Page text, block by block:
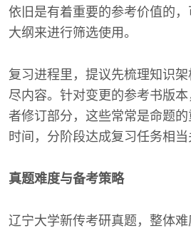
依旧是有着重要的参考价值的
大纲来进行筛选使用。
复习进程里，提议先梳理知识
尽内容。针对变更的参考书版
者修订部分，这些常常是命题的
时间，分阶段达成复习任务相当
真题难度与备考策略
辽宁大学新传考研真题，整体